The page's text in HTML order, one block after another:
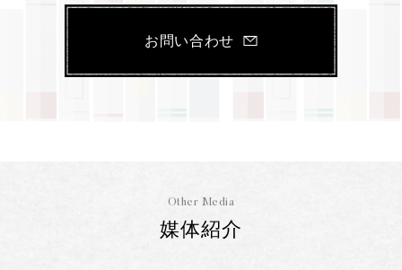
お問い合わせ
Other Media
媒体紹介